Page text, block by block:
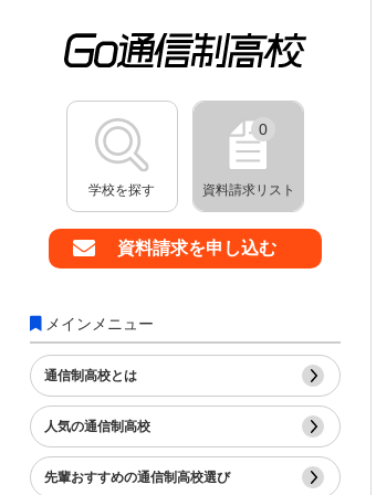
学校を探す
0
資料請求リスト
資料請求を申し込む
メインメニュー
通信制高校とは
人気の通信制高校
先輩おすすめの通信制高校選び